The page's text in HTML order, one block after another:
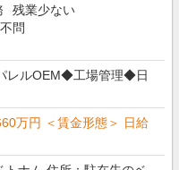
残業少ない
問
レルOEM◆工場管理◆日
万円 ＜賃金形態＞ 日給